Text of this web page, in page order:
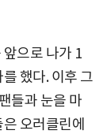
으로 나가 1
했다. 이후 그
들과 눈을 마
오러클린에